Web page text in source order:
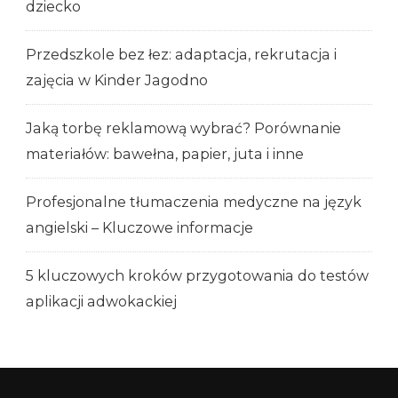
dziecko
Przedszkole bez łez: adaptacja, rekrutacja i
zajęcia w Kinder Jagodno
Jaką torbę reklamową wybrać? Porównanie
materiałów: bawełna, papier, juta i inne
Profesjonalne tłumaczenia medyczne na język
angielski – Kluczowe informacje
5 kluczowych kroków przygotowania do testów
aplikacji adwokackiej